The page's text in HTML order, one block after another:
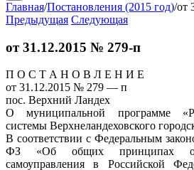
Главная/Постановления (2015 год)/от
Предыдущая Следующая
от 31.12.2015 № 279-п
П О С Т А Н О В Л Е Н И Е
от 31.12.2015 № 279 — п
пос. Верхний Ландех
О муниципальной программе
системы Верхнеландеховского
В соответствии с Федеральным
ФЗ «Об общих принципах
самоуправления в Российской